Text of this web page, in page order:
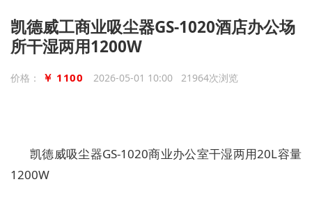
凯德威工商业吸尘器GS-1020酒店办公场
所干湿两用1200W
价格： ￥ 1100 2026-05-01 10:00 21964次浏览
凯德威吸尘器GS-1020商业办公室干湿两用20L容量
1200W